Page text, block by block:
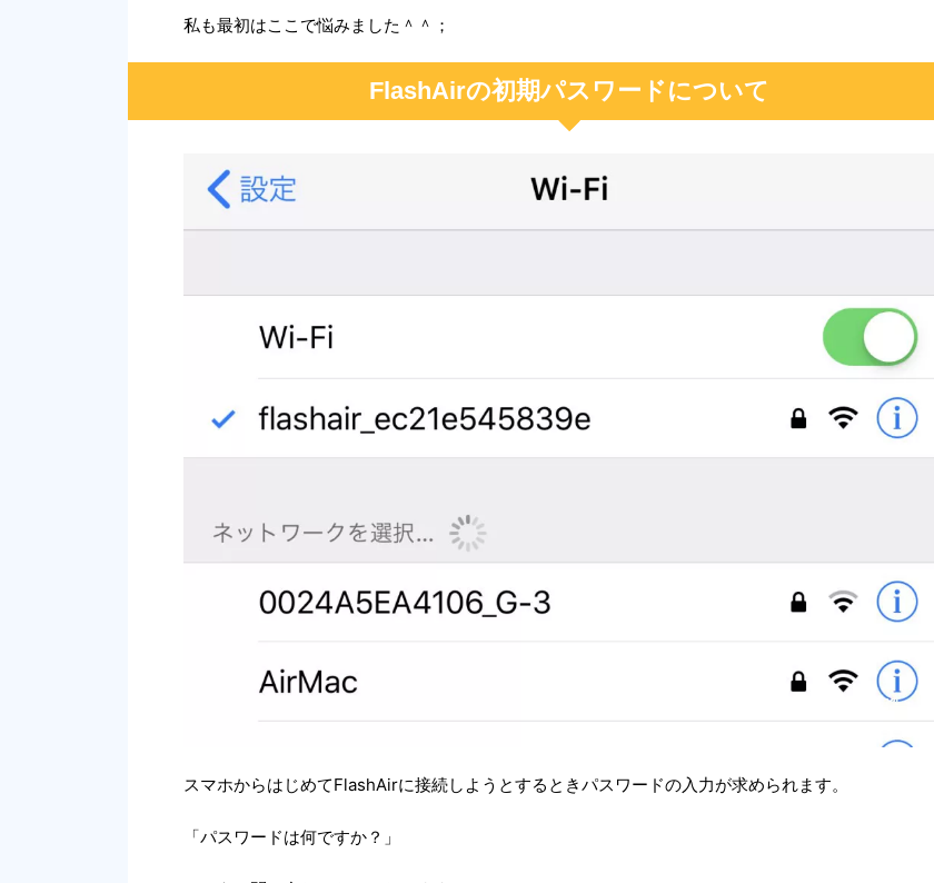
私も最初はここで悩みました＾＾；
FlashAirの初期パスワードについて
スマホからはじめてFlashAirに接続しようとするときパスワードの入力が求められます。
「パスワードは何ですか？」